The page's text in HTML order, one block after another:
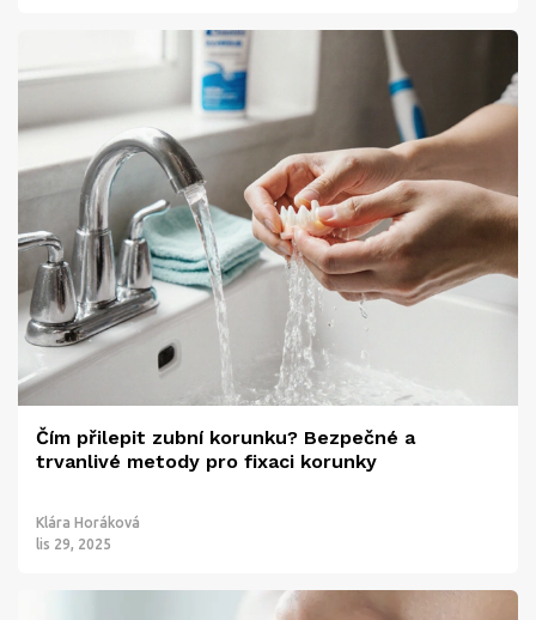
Čím přilepit zubní korunku? Bezpečné a
trvanlivé metody pro fixaci korunky
Klára Horáková
lis 29, 2025